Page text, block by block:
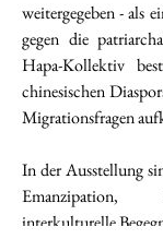
weitergegeben - als
gegen die
Hapa-Kollektiv
chinesischen
Migrationsfragen
In der Ausstellung
Emanzipation,
interkulturelle